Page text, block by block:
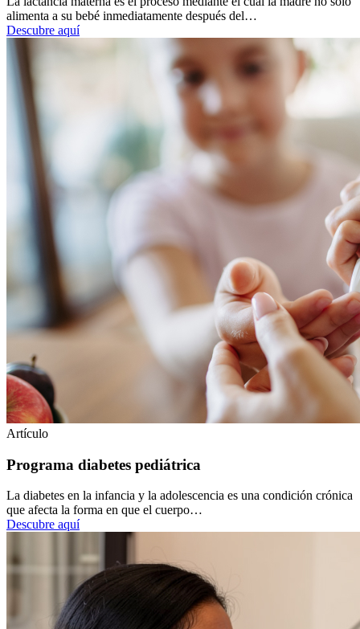
alimenta a su bebé inmediatamente después del…
Descubre aquí
Artículo
Programa diabetes pediátrica
La diabetes en la infancia y la adolescencia es una condición crónica
que afecta la forma en que el cuerpo…
Descubre aquí